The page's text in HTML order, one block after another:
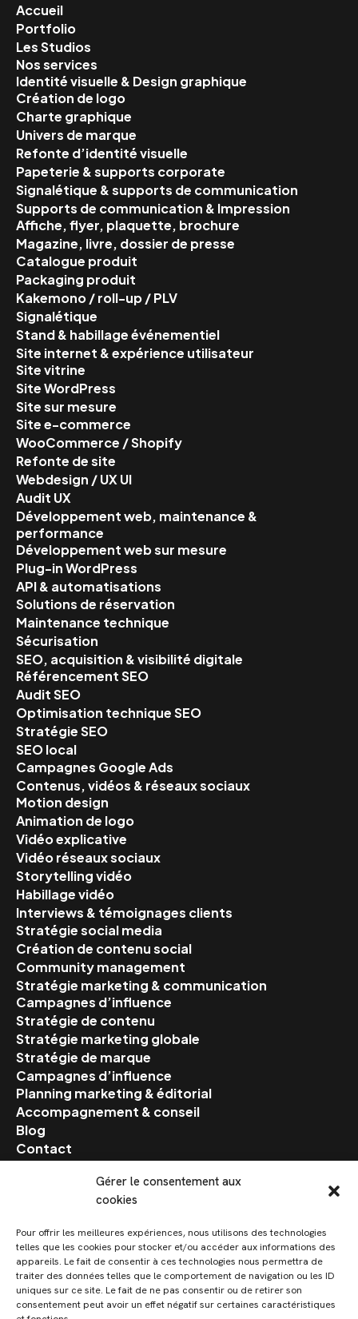
Gérer le consentement aux
cookies
Pour offrir les meilleures expériences, nous utilisons des technologies
telles que les cookies pour stocker et/ou accéder aux informations des
appareils. Le fait de consentir à ces technologies nous permettra de
traiter des données telles que le comportement de navigation ou les ID
uniques sur ce site. Le fait de ne pas consentir ou de retirer son
consentement peut avoir un effet négatif sur certaines caractéristiques
Accueil
Portfolio
Les Studios
Nos services
Identité visuelle & Design graphique
Création de logo
Charte graphique
Univers de marque
Refonte d’identité visuelle
Papeterie & supports corporate
Signalétique & supports de communication
Supports de communication & Impression
Affiche, flyer, plaquette, brochure
Magazine, livre, dossier de presse
Catalogue produit
Packaging produit
Kakemono / roll-up / PLV
Signalétique
Stand & habillage événementiel
Site internet & expérience utilisateur
Site vitrine
Site WordPress
Site sur mesure
Site e-commerce
WooCommerce / Shopify
Refonte de site
Webdesign / UX UI
Audit UX
Développement web, maintenance &
performance
Développement web sur mesure
Plug-in WordPress
API & automatisations
Solutions de réservation
Maintenance technique
Sécurisation
SEO, acquisition & visibilité digitale
Référencement SEO
Audit SEO
Optimisation technique SEO
Stratégie SEO
SEO local
Campagnes Google Ads
Contenus, vidéos & réseaux sociaux
Motion design
Animation de logo
Vidéo explicative
Vidéo réseaux sociaux
Storytelling vidéo
Habillage vidéo
Interviews & témoignages clients
Stratégie social media
Création de contenu social
Community management
Stratégie marketing & communication
Campagnes d’influence
Stratégie de contenu
Stratégie marketing globale
Stratégie de marque
Campagnes d’influence
Planning marketing & éditorial
Accompagnement & conseil
Blog
Contact
Suivez-nous
Instagram
Linkedin